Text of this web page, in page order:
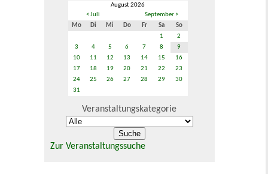
August 2026
< Juli
September >
Mo
Di Mi Do Fr Sa
So
1
2
3
4 5 6 7 8
9
10
11 12 13 14 15
16
17
18 19 20 21 22
23
24
25 26 27 28 29
30
31
Veranstaltungskategorie
Zur Veranstaltungssuche